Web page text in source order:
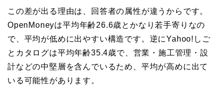
この差が出る理由は、回答者の属性が違うからです。
OpenMoneyは平均年齢26.6歳とかなり若手寄りなの
で、平均が低めに出やすい構造です。逆にYahoo!しご
とカタログは平均年齢35.4歳で、営業・施工管理・設
計などの中堅層を含んでいるため、平均が高めに出て
いる可能性があります。